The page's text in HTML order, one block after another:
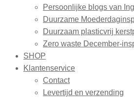
Persoonlijke blogs van
Duurzame
Duurzaam plasticvrij
Zero waste December-
SHOP
Klantenservice
Contact
Levertijd en verzending